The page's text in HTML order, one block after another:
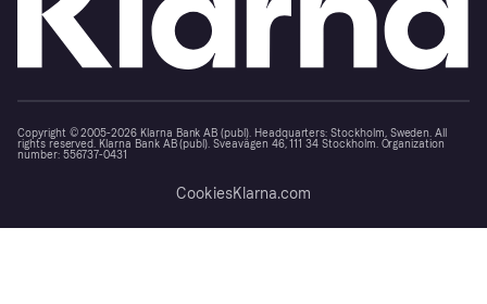
Copyright © 2005-2026 Klarna Bank AB (publ). Headquarters: Stockholm, Sweden. All
rights reserved. Klarna Bank AB (publ). Sveavägen 46, 111 34 Stockholm. Organization
number: 556737-0431
CookiesKlarna.com